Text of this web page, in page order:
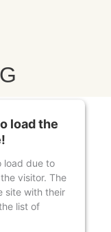
load the
load due to
visitor. The
site with their
list of